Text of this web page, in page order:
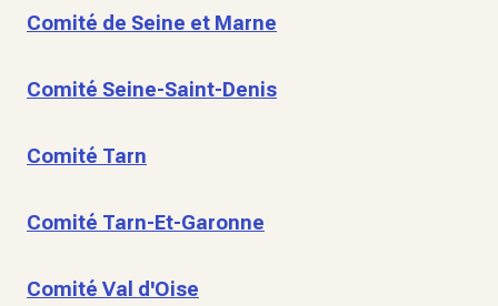
Comité de Seine et Marne
Comité Seine-Saint-Denis
Comité Tarn
Comité Tarn-Et-Garonne
Comité Val d'Oise